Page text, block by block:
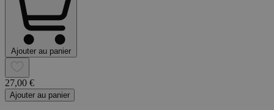
Ajouter au panier
27,00 €
Ajouter au panier